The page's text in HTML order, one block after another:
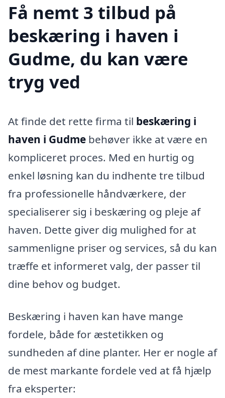
Få nemt 3 tilbud på
beskæring i haven i
Gudme, du kan være
tryg ved
At finde det rette firma til beskæring i
haven i Gudme behøver ikke at være en
kompliceret proces. Med en hurtig og
enkel løsning kan du indhente tre tilbud
fra professionelle håndværkere, der
specialiserer sig i beskæring og pleje af
haven. Dette giver dig mulighed for at
sammenligne priser og services, så du kan
træffe et informeret valg, der passer til
dine behov og budget.
Beskæring i haven kan have mange
fordele, både for æstetikken og
sundheden af dine planter. Her er nogle af
de mest markante fordele ved at få hjælp
fra eksperter: